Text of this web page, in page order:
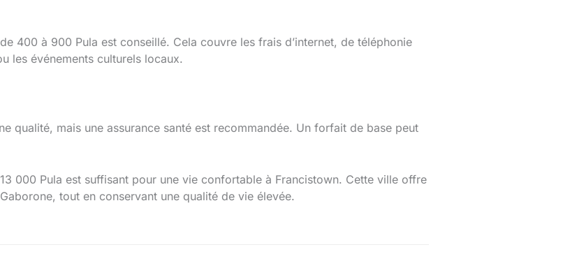
400 à 900 Pula est conseillé. Cela couvre les frais d’internet, de téléphonie
les événements culturels locaux.
qualité, mais une assurance santé est recommandée. Un forfait de base peut
000 Pula est suffisant pour une vie confortable à Francistown. Cette ville offre
tout en conservant une qualité de vie élevée.